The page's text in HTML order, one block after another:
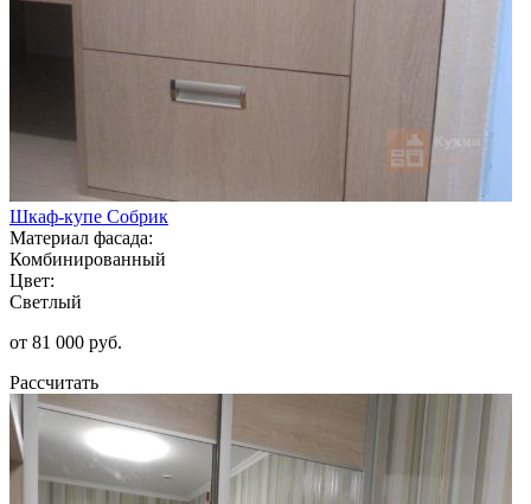
Шкаф-купе Собрик
Материал фасада:
Комбинированный
Цвет:
Светлый
от 81 000 руб.
Рассчитать